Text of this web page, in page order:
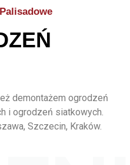
demontażem ogrodzeń
i ogrodzeń siatkowych.
Szczecin, Kraków.